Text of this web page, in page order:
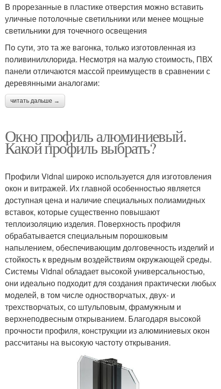
В прорезанные в пластике отверстия можно вставить
уличные потолочные светильники или менее мощные
светильники для точечного освещения
По сути, это та же вагонка, только изготовленная из
поливинилхлорида. Несмотря на малую стоимость, ПВХ
панели отличаются массой преимуществ в сравнении с
деревянными аналогами:
читать дальше →
Окно профиль алюминиевый.
Какой профиль выбрать?
Профили Vidnal широко используется для изготовления
окон и витражей. Их главной особенностью является
доступная цена и наличие специальных полиамидных
вставок, которые существенно повышают
теплоизоляцию изделия. Поверхность профиля
обрабатывается специальным порошковым
напылением, обеспечивающим долговечность изделий и
стойкость к вредным воздействиям окружающей среды.
Системы Vidnal обладает высокой универсальностью,
они идеально подходит для создания практически любых
моделей, в том числе одностворчатых, двух- и
трехстворчатых, со штульповым, фрамужным и
верхнеподвесным открыванием. Благодаря высокой
прочности профиля, конструкции из алюминиевых окон
рассчитаны на высокую частоту открывания.